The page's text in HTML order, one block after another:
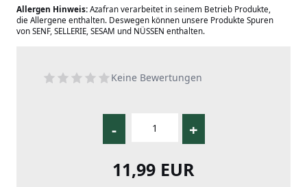
Allergen Hinweis: Azafran verarbeitet in seinem Betrieb Produkte,
die Allergene enthalten. Deswegen können unsere Produkte Spuren
von SENF, SELLERIE, SESAM und NÜSSEN enthalten.
Keine Bewertungen
- +
11,99 EUR